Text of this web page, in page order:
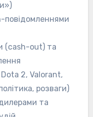
повідомленнями
(cash-out) та
2, Valorant,
розваги)
та